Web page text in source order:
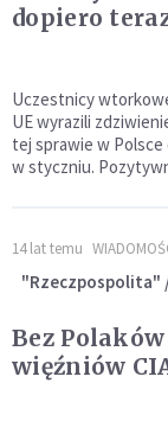
dopiero
Uczestnicy
UE wyrazili
tej sprawie w
w styczniu.
14 lat temu
"Rzeczpospolita" /
Bez
więźniów